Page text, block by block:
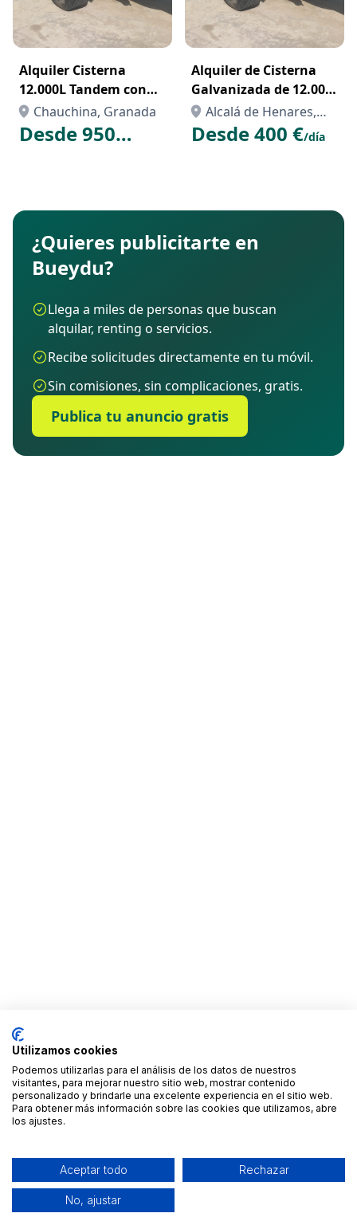
Alquiler Cisterna
12.000L Tandem con
Depresor Hertell
Granada
Chauchina, Granada
Desde 950
Alquiler de Cisterna
Galvanizada de 12.000
Litros en Madrid – Eje
Tándem y Depresor
Hertell
Alcalá de Henares,
Madrid
Desde 400 €/día
¿Quieres publicitarte en
Bueydu?
Llega a miles de personas que buscan
alquilar, renting o servicios.
Recibe solicitudes directamente en tu móvil.
Sin comisiones, sin complicaciones, gratis.
Publica tu anuncio gratis
Utilizamos cookies
Podemos utilizarlas para el análisis de los datos de nuestros
visitantes, para mejorar nuestro sitio web, mostrar contenido
personalizado y brindarle una excelente experiencia en el sitio web.
Para obtener más información sobre las cookies que utilizamos, abre
los ajustes.
Aceptar todo Rechazar
No, ajustar